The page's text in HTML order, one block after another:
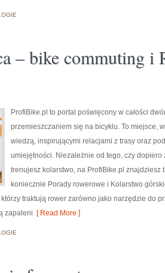
– bike commuting i
ProfiBike.pl to portal poświęcony w całości
przemieszczaniem się na bicyklu. To miejsce,
wiedzą, inspirującymi relacjami z trasy oraz
umiejętności. Niezależnie od tego, czy
trenujesz kolarstwo, na ProfiBike.pl
koniecznie Porady rowerowe i Kolarstwo
traktują rower zarówno jako narzędzie do
zapaleni [ Read More ]